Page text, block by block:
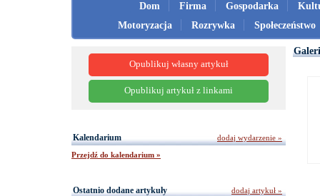
Dom Firma Gospodarka
Motoryzacja
Rozrywka Społeczeństwo
Opublikuj własny artykuł
Opublikuj artykuł z linkami
Kalendarium
Przejdź do kalendarium »
dodaj wydarzenie »
Ostatnio dodane artykuły
dodaj artykuł »